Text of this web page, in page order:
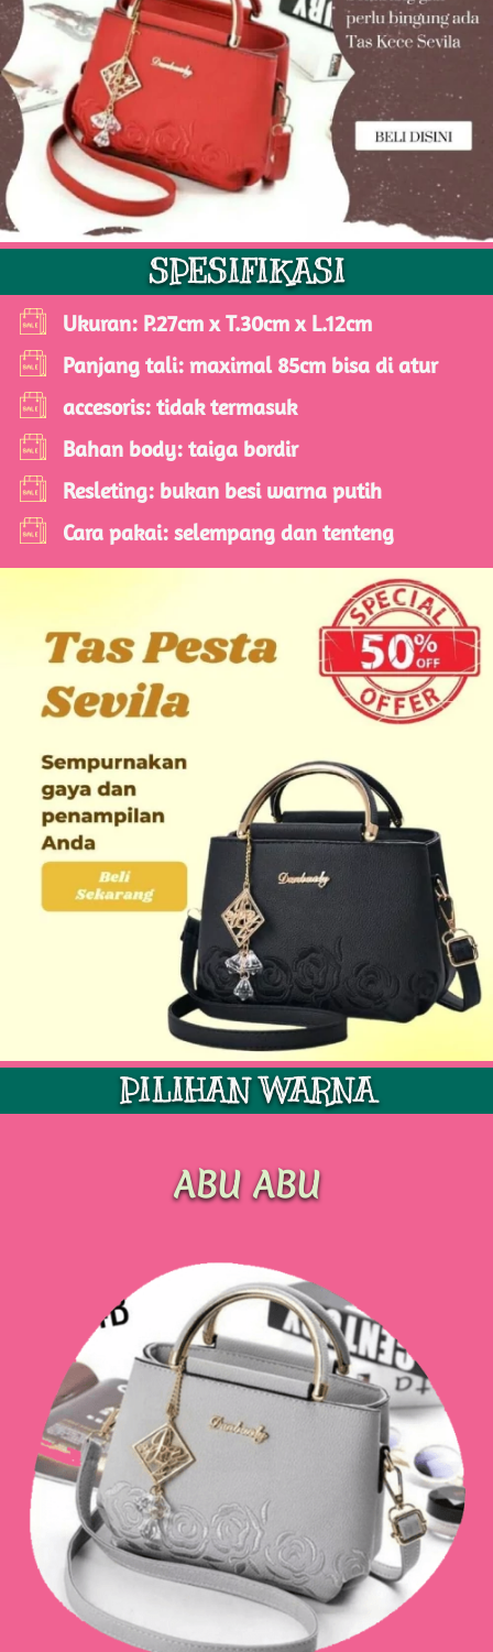
SPESIFIKASI
Ukuran: P.27cm x T.30cm x L.12cm
Panjang tali: maximal 85cm bisa di atur
accesoris: tidak termasuk
Bahan body: taiga bordir
Resleting: bukan besi warna putih
Cara pakai: selempang dan tenteng
PILIHAN WARNA
ABU ABU